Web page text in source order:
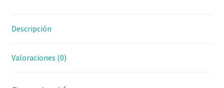
Descripción
Valoraciones (0)